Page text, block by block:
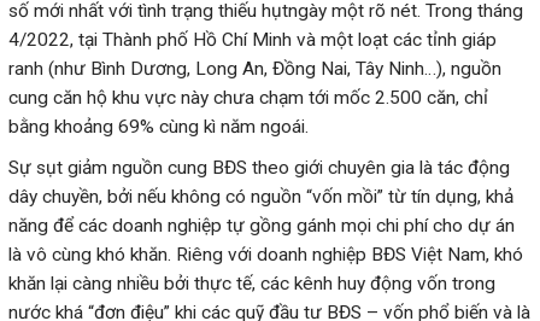
số mới nhất với tình trạng thiếu hụtngày một rõ nét. Trong tháng
4/2022, tại Thành phố Hồ Chí Minh và một loạt các tỉnh giáp
ranh (như Bình Dương, Long An, Đồng Nai, Tây Ninh…), nguồn
cung căn hộ khu vực này chưa chạm tới mốc 2.500 căn, chỉ
bằng khoảng 69% cùng kì năm ngoái.
Sự sụt giảm nguồn cung BĐS theo giới chuyên gia là tác động
dây chuyền, bởi nếu không có nguồn “vốn mồi” từ tín dụng, khả
năng để các doanh nghiệp tự gồng gánh mọi chi phí cho dự án
là vô cùng khó khăn. Riêng với doanh nghiệp BĐS Việt Nam, khó
khăn lại càng nhiều bởi thực tế, các kênh huy động vốn trong
nước khá “đơn điệu” khi các quỹ đầu tư BĐS – vốn phổ biến và là